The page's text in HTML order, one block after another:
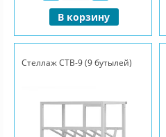
В корзину
Стеллаж СТВ-9 (9 бутылей)